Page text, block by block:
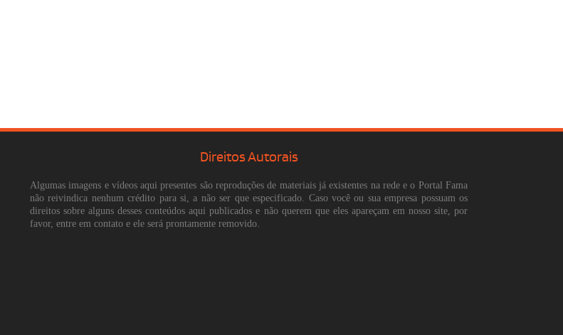
Direitos Autorais
Algumas imagens e vídeos aqui presentes são reproduções de materiais já existentes na rede e o Portal Fama
não reivindica nenhum crédito para si, a não ser que especificado. Caso você ou sua empresa possuam os
direitos sobre alguns desses conteúdos aqui publicados e não querem que eles apareçam em nosso site, por
favor, entre em contato e ele será prontamente removido.